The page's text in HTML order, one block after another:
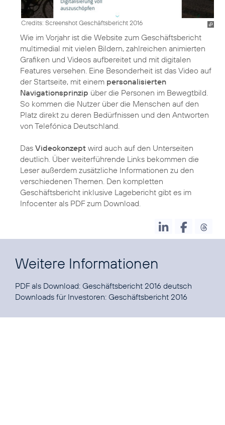
Credits: Screenshot Geschäftsbericht 2016
Wie im Vorjahr ist die Website zum Geschäftsbericht
multimedial mit vielen Bildern, zahlreichen animierten
Grafiken und Videos aufbereitet und mit digitalen
Features versehen. Eine Besonderheit ist das Video auf
der Startseite, mit einem personalisierten
Navigationsprinzip über die Personen im Bewegtbild.
So kommen die Nutzer über die Menschen auf den
Platz direkt zu deren Bedürfnissen und den Antworten
von Telefónica Deutschland.
Das Videokonzept wird auch auf den Unterseiten
deutlich. Über weiterführende Links bekommen die
Leser außerdem zusätzliche Informationen zu den
verschiedenen Themen. Den kompletten
Geschäftsbericht inklusive Lagebericht gibt es im
Infocenter als PDF zum Download.
Weitere Informationen
PDF als Download: Geschäftsbericht 2016 deutsch
Downloads für Investoren: Geschäftsbericht 2016